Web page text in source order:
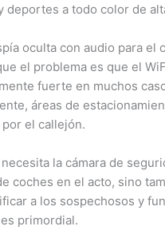
deportes a todo color de
oculta con audio para el
el problema es que el
fuerte en muchos
áreas de
el callejón.
la cámara de
coches en el acto, sino
a los sospechosos y
primordial.